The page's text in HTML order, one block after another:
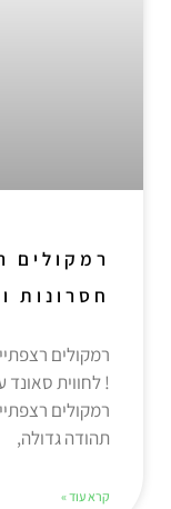
רמקולים
חסרונות
רמקולים
! לחווית סאונד
רמקולים
תהודה גדולה,
קרא עוד »